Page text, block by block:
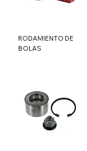
RODAMIENTO DE
BOLAS